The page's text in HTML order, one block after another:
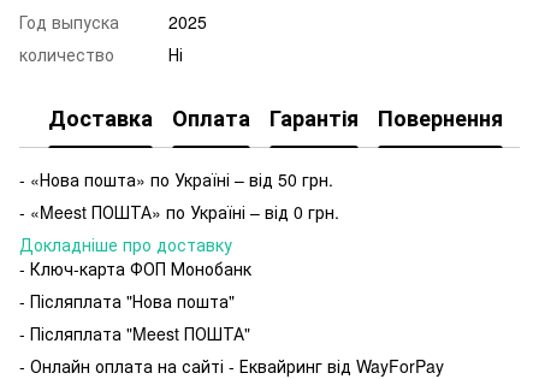
Год выпуска
2025
количество
Ні
Доставка Оплата Гарантія Повернення
- «Нова пошта» по Україні – від 50 грн.
- «Meest ПОШТА» по Україні – від 0 грн.
Докладніше про доставку
- Ключ-карта ФОП Монобанк
- Післяплата "Нова пошта"
- Післяплата "Meest ПОШТА"
- Онлайн оплата на сайті - Еквайринг від WayForPay